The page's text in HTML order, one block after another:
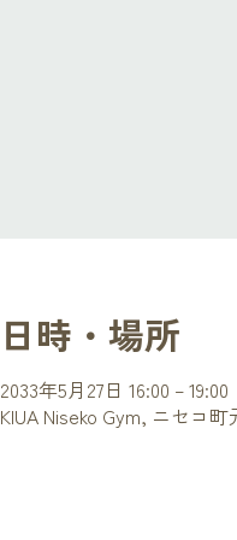
日時・場所
2033年5月27日 16:00 – 19:00
KIUA Niseko Gym, ニセコ